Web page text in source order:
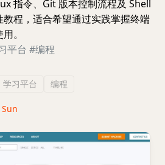
指令、Git 版本控制流程及 Shell
教程，适合希望通过实践掌握终端
。
平台 #编程
学习平台 编程
Sun